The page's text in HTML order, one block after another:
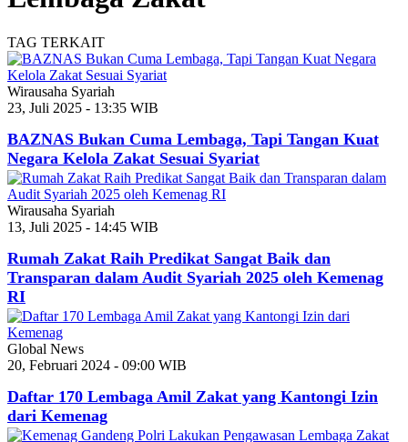
TAG TERKAIT
Wirausaha Syariah
23, Juli 2025 - 13:35 WIB
BAZNAS Bukan Cuma Lembaga, Tapi Tangan Kuat
Negara Kelola Zakat Sesuai Syariat
Wirausaha Syariah
13, Juli 2025 - 14:45 WIB
Rumah Zakat Raih Predikat Sangat Baik dan
Transparan dalam Audit Syariah 2025 oleh Kemenag
RI
Global News
20, Februari 2024 - 09:00 WIB
Daftar 170 Lembaga Amil Zakat yang Kantongi Izin
dari Kemenag